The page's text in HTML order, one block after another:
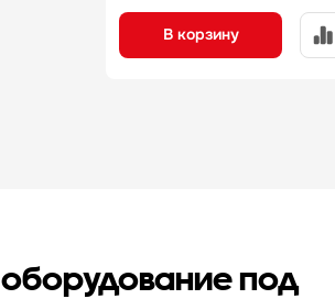
В корзину
под